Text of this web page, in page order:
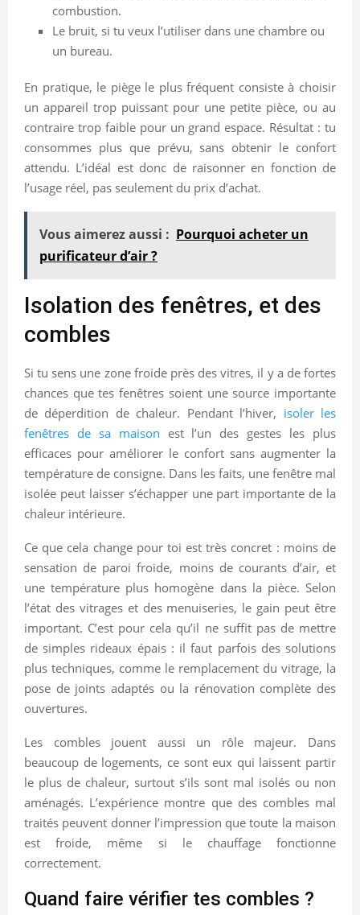
combustion.
Le bruit, si tu veux l’utiliser dans une chambre ou
un bureau.
En pratique, le piège le plus fréquent consiste à choisir
un appareil trop puissant pour une petite pièce, ou au
contraire trop faible pour un grand espace. Résultat : tu
consommes plus que prévu, sans obtenir le confort
attendu. L’idéal est donc de raisonner en fonction de
l’usage réel, pas seulement du prix d’achat.
Vous aimerez aussi : Pourquoi acheter un
purificateur d’air ?
Isolation des fenêtres, et des
combles
Si tu sens une zone froide près des vitres, il y a de fortes
chances que tes fenêtres soient une source importante
de déperdition de chaleur. Pendant l’hiver, isoler les
fenêtres de sa maison est l’un des gestes les plus
efficaces pour améliorer le confort sans augmenter la
température de consigne. Dans les faits, une fenêtre mal
isolée peut laisser s’échapper une part importante de la
chaleur intérieure.
Ce que cela change pour toi est très concret : moins de
sensation de paroi froide, moins de courants d’air, et
une température plus homogène dans la pièce. Selon
l’état des vitrages et des menuiseries, le gain peut être
important. C’est pour cela qu’il ne suffit pas de mettre
de simples rideaux épais : il faut parfois des solutions
plus techniques, comme le remplacement du vitrage, la
pose de joints adaptés ou la rénovation complète des
ouvertures.
Les combles jouent aussi un rôle majeur. Dans
beaucoup de logements, ce sont eux qui laissent partir
le plus de chaleur, surtout s’ils sont mal isolés ou non
aménagés. L’expérience montre que des combles mal
traités peuvent donner l’impression que toute la maison
est froide, même si le chauffage fonctionne
correctement.
Quand faire vérifier tes combles ?